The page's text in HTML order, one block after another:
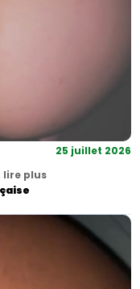
25 juillet 2026
lire plus